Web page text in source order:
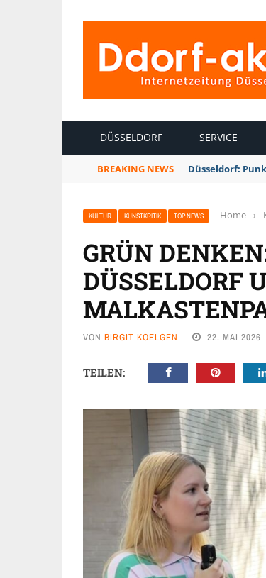
DÜSSELDORF SERVICE
BREAKING NEWS Düsseldorf:
KULTUR KUNSTKRITIK TOP NEWS Home ›
GRÜN
DÜSSELDORF
VON BIRGIT KOELGEN 22. MAI 2026
TEILEN: